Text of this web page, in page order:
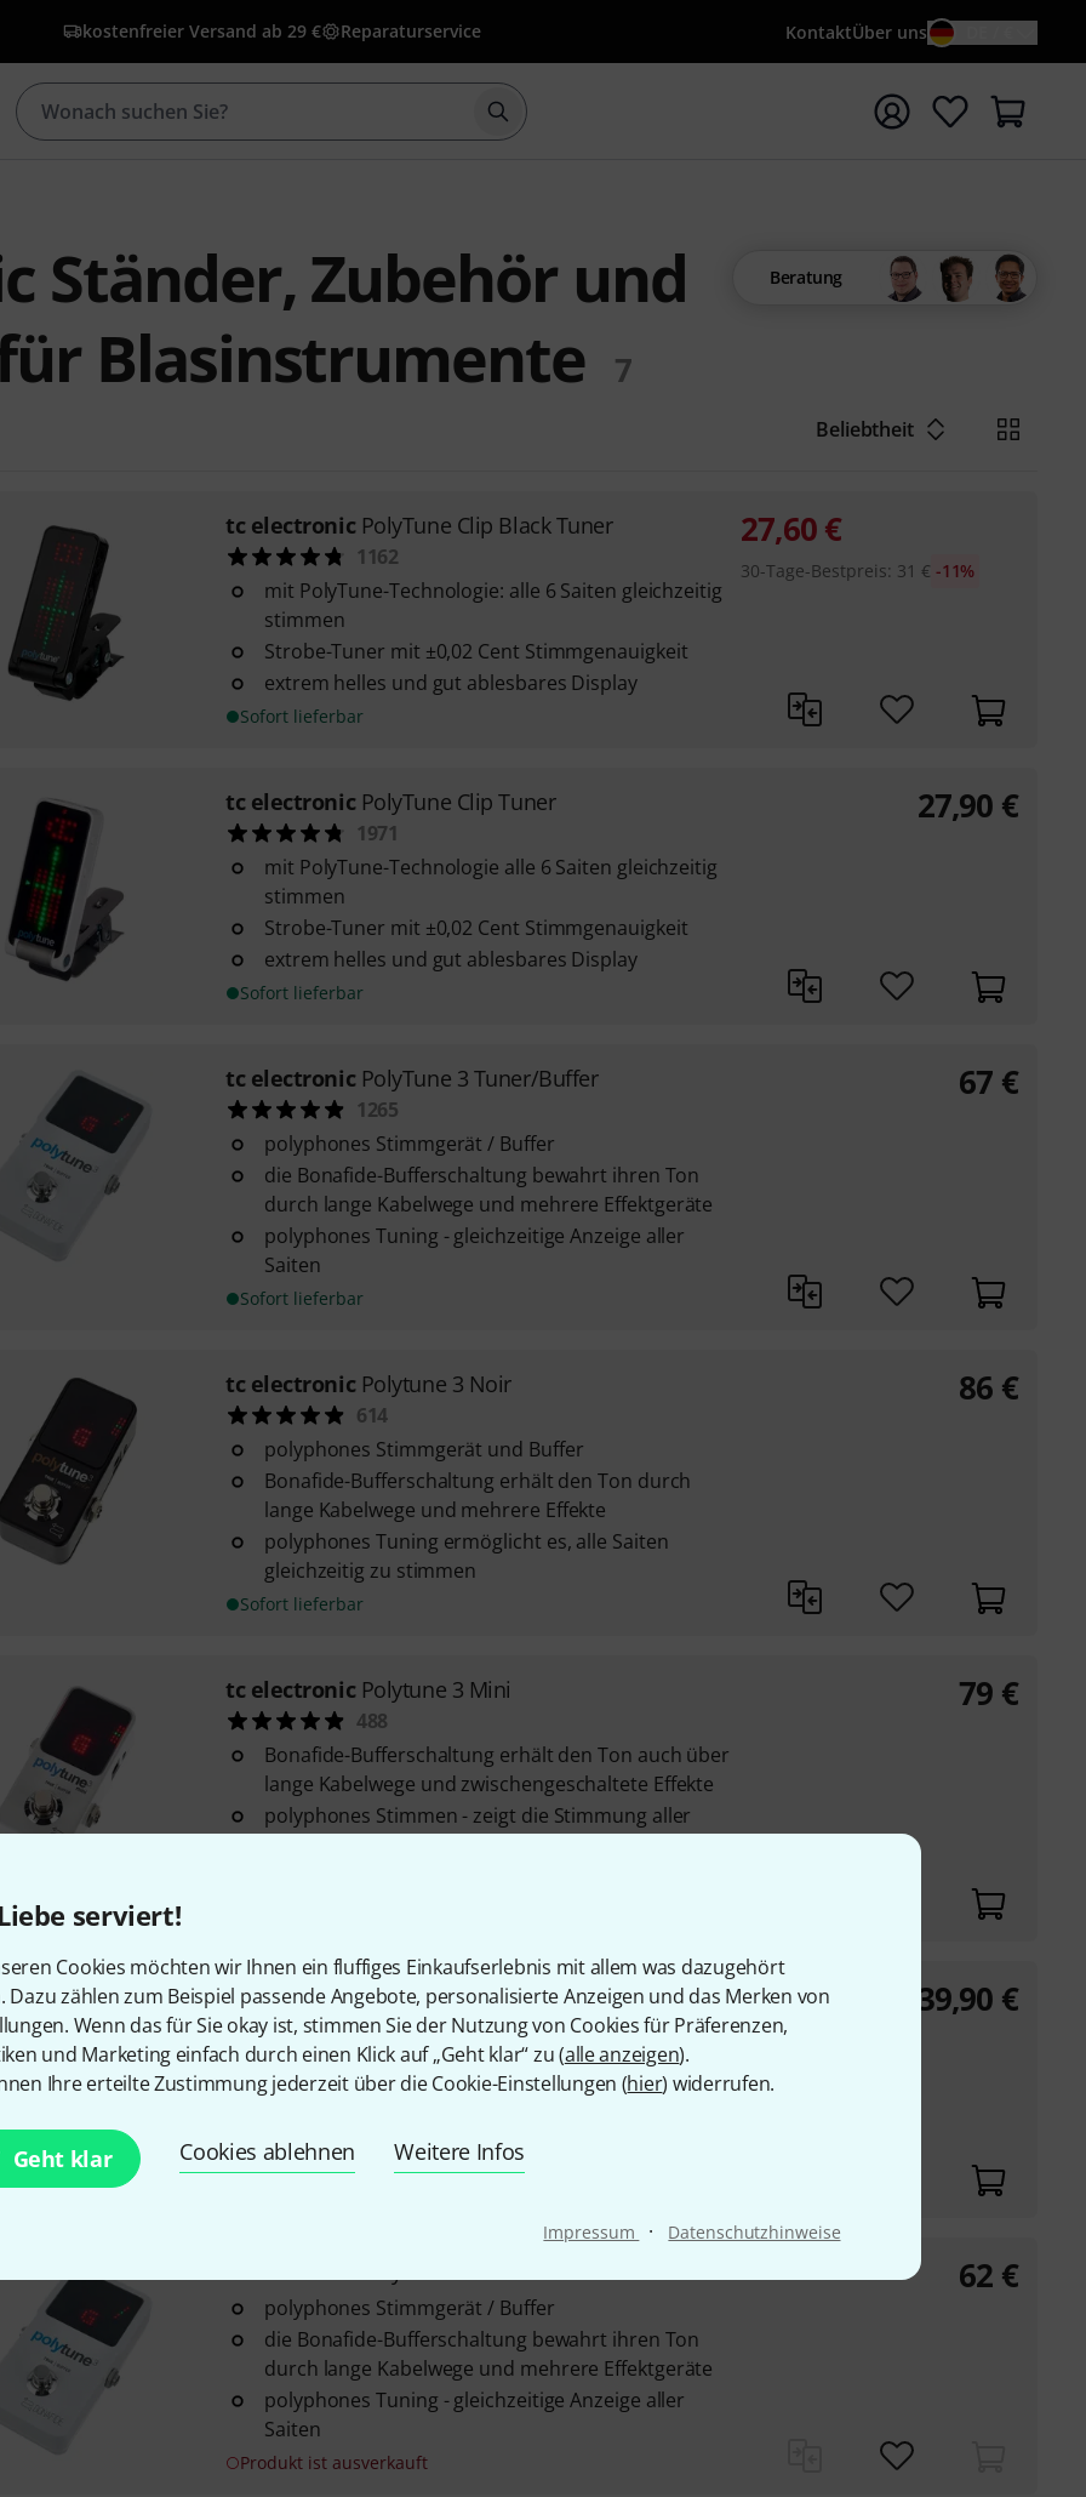
serviert!
Cookies möchten wir Ihnen ein fluffiges Einkaufserlebnis mit allem was dazugehört
Dazu zählen zum Beispiel passende Angebote, personalisierte Anzeigen und das Merken von
Wenn das für Sie okay ist, stimmen Sie der Nutzung von Cookies für Präferenzen,
und Marketing einfach durch einen Klick auf „Geht klar“ zu (alle anzeigen).
Ihre erteilte Zustimmung jederzeit über die Cookie-Einstellungen (hier) widerrufen.
Geht klar Cookies ablehnen Weitere Infos
Impressum · Datenschutzhinweise
kostenfreier Versand ab 29 € Reparaturservice KontaktÜber uns
Suche mit Suchwort {searchTerm} starten
Ständer, Zubehör und
Blasinstrumente
7
Beratung
Beliebtheit
tc electronic PolyTune Clip Black Tuner
1162
mit PolyTune-Technologie: alle 6 Saiten gleichzeitig
stimmen
Strobe-Tuner mit ±0,02 Cent Stimmgenauigkeit
extrem helles und gut ablesbares Display
Sofort lieferbar
27,60€
30-Tage-Bestpreis: 31 € -11%
tc electronic PolyTune Clip Tuner
1971
mit PolyTune-Technologie alle 6 Saiten gleichzeitig
stimmen
Strobe-Tuner mit ±0,02 Cent Stimmgenauigkeit
extrem helles und gut ablesbares Display
Sofort lieferbar
27,90 €
tc electronic PolyTune 3 Tuner/Buffer
1265
polyphones Stimmgerät / Buffer
die Bonafide-Bufferschaltung bewahrt ihren Ton
durch lange Kabelwege und mehrere Effektgeräte
polyphones Tuning - gleichzeitige Anzeige aller
Saiten
Sofort lieferbar
67 €
tc electronic Polytune 3 Noir
614
polyphones Stimmgerät und Buffer
Bonafide-Bufferschaltung erhält den Ton durch
lange Kabelwege und mehrere Effekte
polyphones Tuning ermöglicht es, alle Saiten
gleichzeitig zu stimmen
Sofort lieferbar
86 €
tc electronic Polytune 3 Mini
488
Bonafide-Bufferschaltung erhält den Ton auch über
lange Kabelwege und zwischengeschaltete Effekte
polyphones Stimmen - zeigt die Stimmung aller
79 €
tc electronicUniTune Clip Tuner
550
extrem helles und gut ablesbares Display
adaptives Display sorgt unabhängig von der
Genauigkeit: Strobe-Modus +/- 0,02 Cent
39,90 €
polyphones Stimmgerät / Buffer
die Bonafide-Bufferschaltung bewahrt ihren Ton
durch lange Kabelwege und mehrere Effektgeräte
polyphones Tuning - gleichzeitige Anzeige aller
Saiten
Produkt ist ausverkauft
62 €